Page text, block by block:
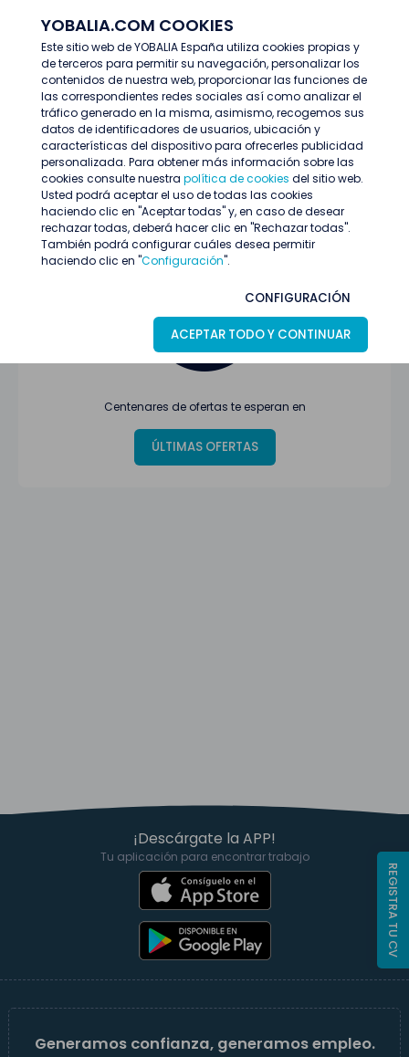
YOBALIA.COM COOKIES
Este sitio web de YOBALIA España utiliza cookies propias y
de terceros para permitir su navegación, personalizar los
contenidos de nuestra web, proporcionar las funciones de
las correspondientes redes sociales así como analizar el
tráfico generado en la misma, asimismo, recogemos sus
datos de identificadores de usuarios, ubicación y
características del dispositivo para ofrecerles publicidad
personalizada. Para obtener más información sobre las
cookies consulte nuestra política de cookies del sitio web.
Usted podrá aceptar el uso de todas las cookies
haciendo clic en "Aceptar todas" y, en caso de desear
rechazar todas, deberá hacer clic en "Rechazar todas".
También podrá configurar cuáles desea permitir
haciendo clic en "Configuración".
CONFIGURACIÓN
ACEPTAR TODO Y CONTINUAR
Últimas ofertas
Oferta no encontrada o ha finalizado su
proceso de selección
Centenares de ofertas te esperan en
ÚLTIMAS OFERTAS
¡Descárgate la APP!
Tu aplicación para encontrar trabajo
Generamos confianza, generamos empleo.
REGISTRA TU CV